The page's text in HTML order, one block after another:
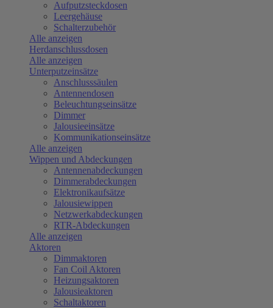
Aufputzsteckdosen
Leergehäuse
Schalterzubehör
Alle anzeigen
Herdanschlussdosen
Alle anzeigen
Unterputzeinsätze
Anschlusssäulen
Antennendosen
Beleuchtungseinsätze
Dimmer
Jalousieeinsätze
Kommunikationseinsätze
Alle anzeigen
Wippen und Abdeckungen
Antennenabdeckungen
Dimmerabdeckungen
Elektronikaufsätze
Jalousiewippen
Netzwerkabdeckungen
RTR-Abdeckungen
Alle anzeigen
Aktoren
Dimmaktoren
Fan Coil Aktoren
Heizungsaktoren
Jalousieaktoren
Schaltaktoren